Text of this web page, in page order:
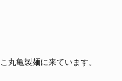
丸亀製麺に来ています。